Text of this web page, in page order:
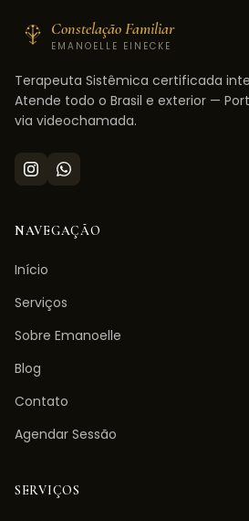
Constelação Familiar
EMANOELLE EINECKE
Terapeuta Sistêmica certificada
Atende todo o Brasil e exterior —
via videochamada.
NAVEGAÇÃO
Início
Serviços
Sobre Emanoelle
Blog
Contato
Agendar Sessão
SERVIÇOS